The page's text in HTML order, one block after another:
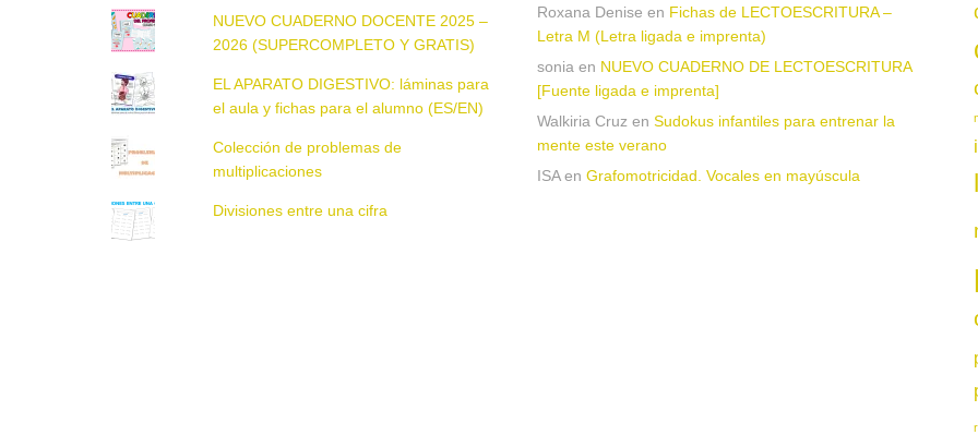
NUEVO CUADERNO DOCENTE 2025 –
2026 (SUPERCOMPLETO Y GRATIS)
EL APARATO DIGESTIVO: láminas para
el aula y fichas para el alumno (ES/EN)
Colección de problemas de
multiplicaciones
Divisiones entre una cifra
Roxana Denise en Fichas de LECTOESCRITURA –
Letra M (Letra ligada e imprenta)
sonia en NUEVO CUADERNO DE LECTOESCRITURA
[Fuente ligada e imprenta]
Walkiria Cruz en Sudokus infantiles para entrenar la
mente este verano
ISAen Grafomotricidad. Vocales en mayúscula